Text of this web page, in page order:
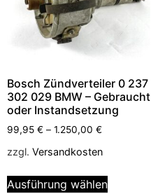
Bosch Zündverteiler 0 237
302 029 BMW – Gebraucht
oder Instandsetzung
99,95 € – 1.250,00 €
zzgl. Versandkosten
Ausführung wählen